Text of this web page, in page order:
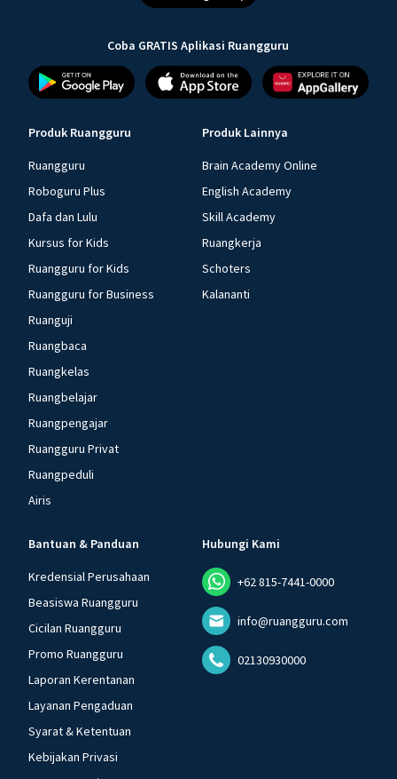
Coba GRATIS Aplikasi Ruangguru
Produk Ruangguru
Ruangguru
Roboguru Plus
Dafa dan Lulu
Kursus for Kids
Ruangguru for Kids
Ruangguru for Business
Ruanguji
Ruangbaca
Ruangkelas
Ruangbelajar
Ruangpengajar
Ruangguru Privat
Ruangpeduli
Airis
Produk Lainnya
Brain Academy Online
English Academy
Skill Academy
Ruangkerja
Schoters
Kalananti
Bantuan & Panduan
Kredensial Perusahaan
Beasiswa Ruangguru
Cicilan Ruangguru
Promo Ruangguru
Laporan Kerentanan
Layanan Pengaduan
Syarat & Ketentuan
Kebijakan Privasi
Hubungi Kami
+62 815-7441-0000
info@ruangguru.com
02130930000